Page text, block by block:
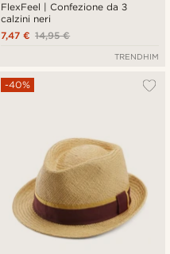
FlexFeel | Confezione da 3
calzini neri
14,95 €
7,47 €
TRENDHIM
-40%